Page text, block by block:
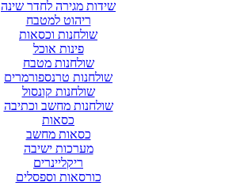
שידות מגירה לחדר שינה
ריהוט למטבח
שולחנות וכסאות
פינות אוכל
שולחנות מטבח
שולחנות טרנספורמרים
שולחנות קונסול
שולחנות מחשב וכתיבה
כסאות
כסאות מחשב
מערכות ישיבה
ריקליינרים
כורסאות וספסלים